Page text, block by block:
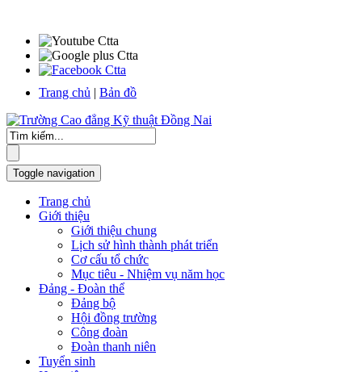
Trang chủ | Bản đồ
Toggle navigation
Trang chủ
Giới thiệu
Giới thiệu chung
Lịch sử hình thành phát triển
Cơ cấu tổ chức
Mục tiêu - Nhiệm vụ năm học
Đảng - Đoàn thể
Đảng bộ
Hội đồng trường
Công đoàn
Đoàn thanh niên
Tuyển sinh